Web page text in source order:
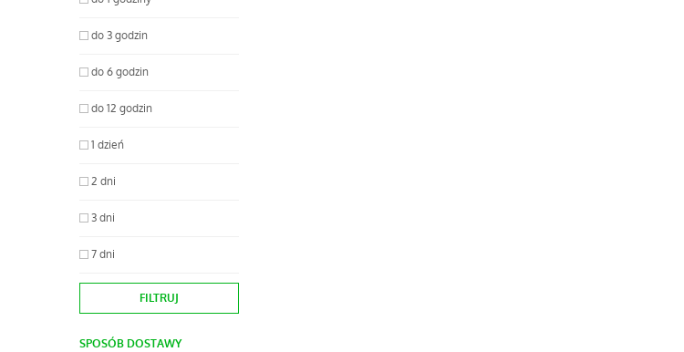
do 3 godzin
do 6 godzin
do 12 godzin
1 dzień
2 dni
3 dni
7 dni
SPOSÓB DOSTAWY